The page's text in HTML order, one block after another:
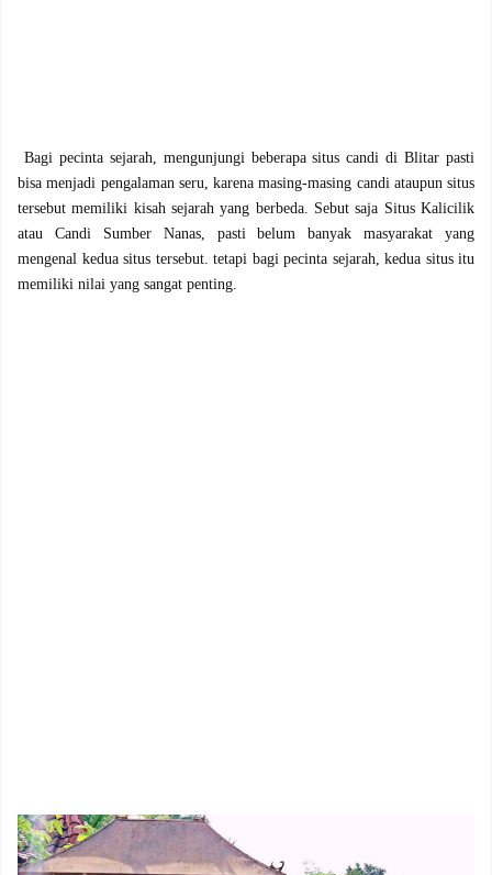
Bagi pecinta sejarah, mengunjungi beberapa situs candi di Blitar pasti
bisa menjadi pengalaman seru, karena masing-masing candi ataupun situs
tersebut memiliki kisah sejarah yang berbeda. Sebut saja Situs Kalicilik
atau Candi Sumber Nanas, pasti belum banyak masyarakat yang
mengenal kedua situs tersebut. tetapi bagi pecinta sejarah, kedua situs itu
memiliki nilai yang sangat penting.